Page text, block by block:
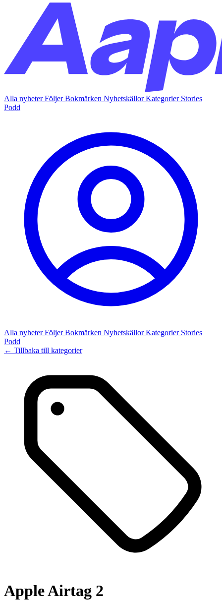
Alla nyheterFöljerBokmärken NyhetskällorKategorier Stories
Podd
Alla nyheterFöljerBokmärken NyhetskällorKategorier Stories
Podd
← Tillbaka till kategorier
Apple Airtag 2